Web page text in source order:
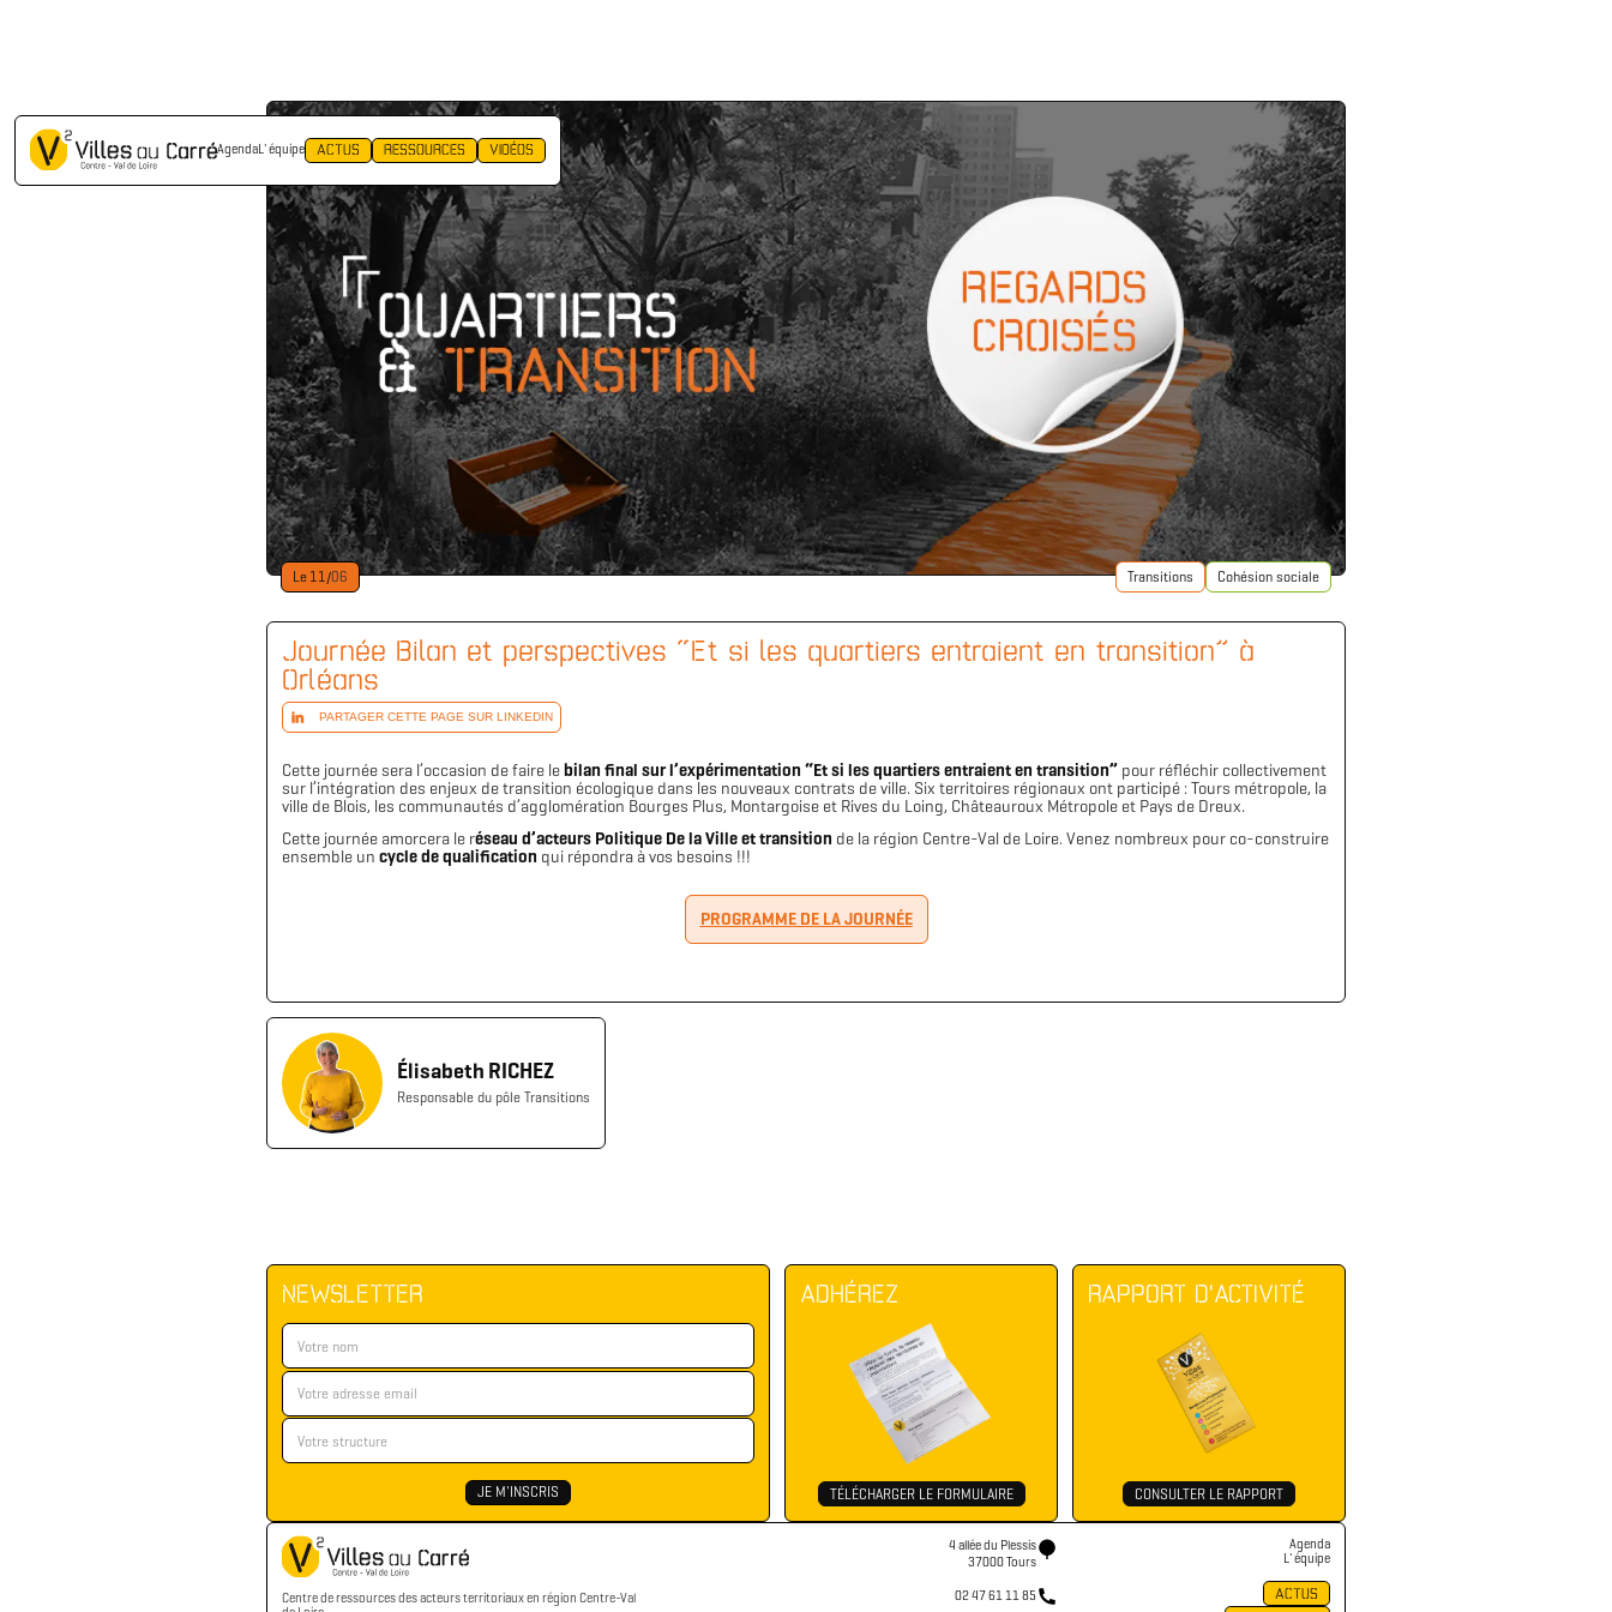
AgendaL' équipe ACTUS RESSOURCES VIDÉOS
Télécharger le logo
(format .svg)
Télécharger le dossier d'identité complet
(format .zip)
Le 11/06 Transitions Cohésion sociale
Journée Bilan et perspectives “Et si les quartiers entraient en transition” à
Orléans
PARTAGER CETTE PAGE SUR LINKEDIN
Cette journée sera l’occasion de faire lebilan final sur l’expérimentation “Et si les quartiers entraient en transition” pour réfléchir collectivement
sur l’intégration des enjeux de transition écologique dans les nouveaux contrats de ville. Six territoires régionaux ont participé : Tours métropole, la
ville de Blois, les communautés d’agglomération Bourges Plus, Montargoise et Rives du Loing, Châteauroux Métropole et Pays de Dreux.
Cette journée amorcera le réseau d’acteurs Politique De la Ville et transition de la région Centre-Val de Loire. Venez nombreux pour co-construire
ensemble un cycle de qualification qui répondra à vos besoins !!!
PROGRAMME DE LA JOURNÉE
Élisabeth RICHEZ
Responsable du pôle Transitions
NEWSLETTER ADHÉREZ
TÉLÉCHARGER LE FORMULAIRE
RAPPORT D'ACTIVITÉ
CONSULTER LE RAPPORT
Centre de ressources des acteurs territoriaux en région Centre-Val
4 allée du Plessis
37000 Tours
02 47 61 11 85
Agenda
L' équipe
ACTUS